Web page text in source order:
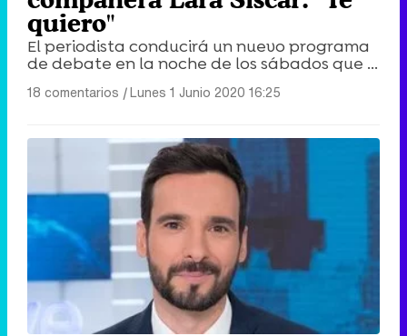
quiero"
El periodista conducirá un nuevo programa
de debate en la noche de los sábados que ...
18 comentarios |Lunes 1 Junio 2020 16:25